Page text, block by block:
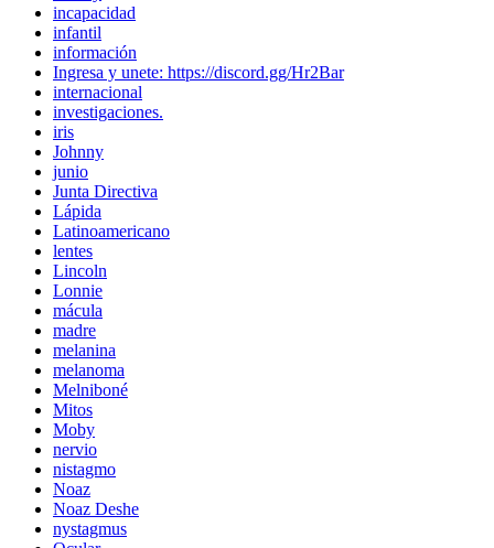
incapacidad
infantil
información
Ingresa y unete: https://discord.gg/Hr2Bar
internacional
investigaciones.
iris
Johnny
junio
Junta Directiva
Lápida
Latinoamericano
lentes
Lincoln
Lonnie
mácula
madre
melanina
melanoma
Melniboné
Mitos
Moby
nervio
nistagmo
Noaz
Noaz Deshe
nystagmus